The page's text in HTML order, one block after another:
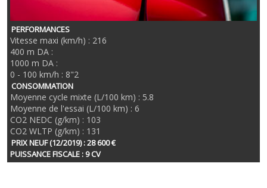
PERFORMANCES
Vitesse maxi (km/h) : 216
400 m DA :
1000 m DA :
0 - 100 km/h : 8"2
CONSOMMATION
Moyenne cycle mixte (L/100 km) : 5.8
Moyenne de l'essai (L/100 km) : 6
CO2 NEDC (g/km) : 103
CO2 WLTP (g/km) : 131
PRIX NEUF (12/2019) : 28 600 €
PUISSANCE FISCALE : 9 CV